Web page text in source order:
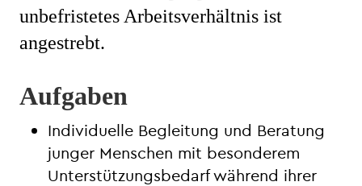
unbefristetes Arbeitsverhältnis ist
angestrebt.
Aufgaben
Individuelle Begleitung und Beratung
junger Menschen mit besonderem
Unterstützungsbedarf während ihrer